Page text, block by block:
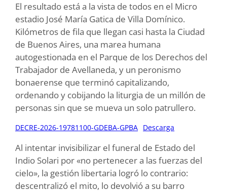
El resultado está a la vista de todos en el Micro
estadio José María Gatica de Villa Domínico.
Kilómetros de fila que llegan casi hasta la Ciudad
de Buenos Aires, una marea humana
autogestionada en el Parque de los Derechos del
Trabajador de Avellaneda, y un peronismo
bonaerense que terminó capitalizando,
ordenando y cobijando la liturgia de un millón de
personas sin que se mueva un solo patrullero.
DECRE-2026-19781100-GDEBA-GPBA Descarga
Al intentar invisibilizar el funeral de Estado del
Indio Solari por «no pertenecer a las fuerzas del
cielo», la gestión libertaria logró lo contrario:
descentralizó el mito, lo devolvió a su barro